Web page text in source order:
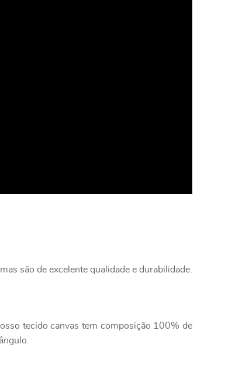
são de excelente qualidade e durabilidade.
tecido canvas tem composição 100% de